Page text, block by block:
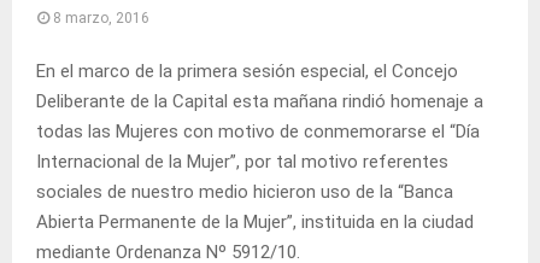
8 marzo, 2016
En el marco de la primera sesión especial, el Concejo
Deliberante de la Capital esta mañana rindió homenaje a
todas las Mujeres con motivo de conmemorarse el “Día
Internacional de la Mujer”, por tal motivo referentes
sociales de nuestro medio hicieron uso de la “Banca
Abierta Permanente de la Mujer”, instituida en la ciudad
mediante Ordenanza Nº 5912/10.